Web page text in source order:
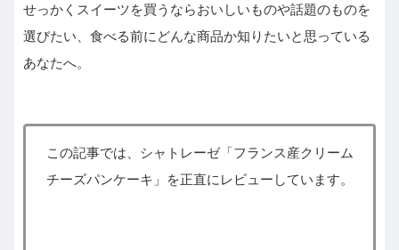
せっかくスイーツを買うならおいしいものや話題のものを
選びたい、食べる前にどんな商品か知りたいと思っている
あなたへ。
この記事では、シャトレーゼ「フランス産クリーム
チーズパンケーキ」を正直にレビューしています。